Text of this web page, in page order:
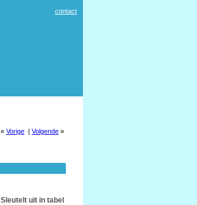
contact
« Vorige | Volgende »
Sleutelt uit in tabel